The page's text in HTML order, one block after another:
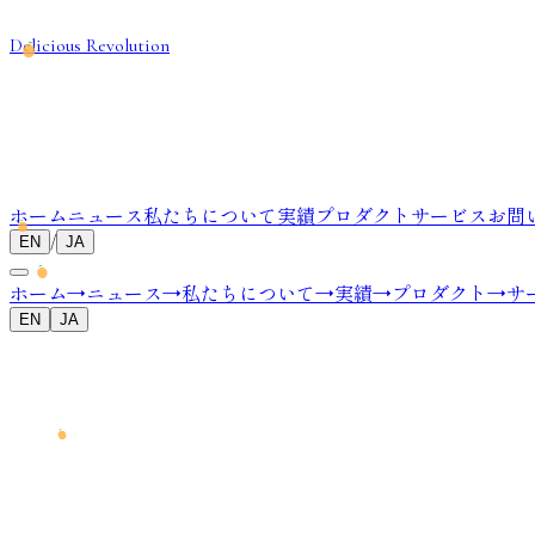
Delicious Revolution
ホーム ニュース私たちについて 実績プロダクト サービス お問
EN / JA
ホーム→ニュース→私たちについて→実績→プロダクト →サ
EN JA